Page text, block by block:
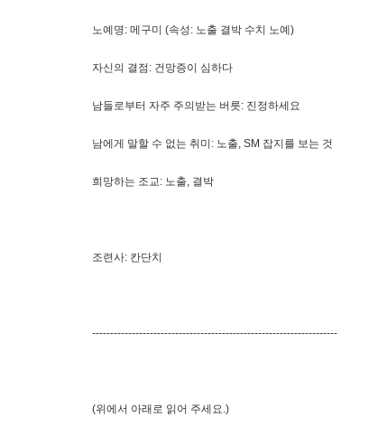
노예명: 메구미 (속성: 노출 결박 수치 노예)
자신의 결점: 건망증이 심하다
남들로부터 자주 주의받는 버릇: 진정하세요
남에게 말할 수 없는 취미: 노출, SM 잡지를 보는 것
희망하는 조교: 노출, 결박
조련사: 칸단치
--------------------------------------------------------------------
(위에서 아래로 읽어 주세요.)